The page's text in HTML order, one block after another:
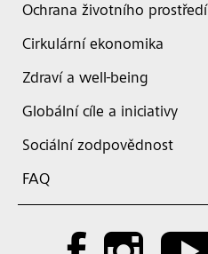
Ochrana životního prostředí
Cirkulární ekonomika
Zdraví a well-being
Globální cíle a iniciativy
Sociální zodpovědnost
FAQ